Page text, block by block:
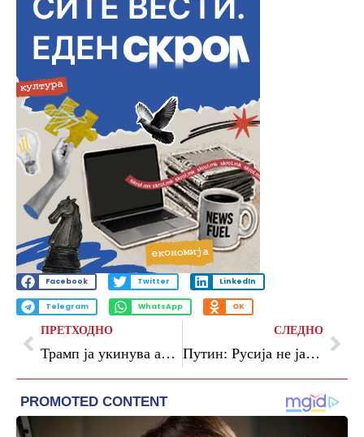
Facebook Twitter LinkedIn
Telegram WhatsApp OK
ПРЕТХОДНО
Трамп ја укинува американската блокада на Ормускиот теснец: Бродовите можат да си одат дома
СЛЕДНО
Путин: Русија не ја загрозува Европа ниту планира војна со европските земји